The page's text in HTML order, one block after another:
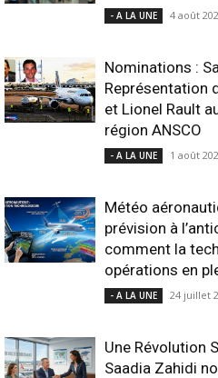
- A LA UNE 4 août
Nominations :
Représentation
et Lionel Rault
région ANSCO
- A LA UNE 1 août
Météo
prévision à
comment la
opérations en
- A LA UNE 24 juillet
Une Révolution
Saadia Zahidi